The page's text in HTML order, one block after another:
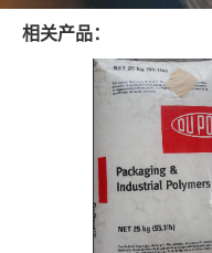
相关产品：